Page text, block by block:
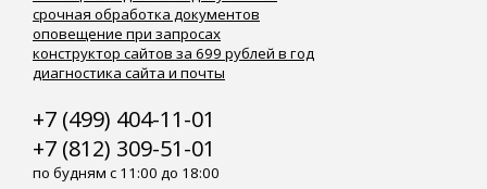
срочная обработка документов
оповещение при запросах
конструктор сайтов за 699 рублей в год
диагностика сайта и почты
+7 (499) 404-11-01
+7 (812) 309-51-01
по будням с 11:00 до 18:00